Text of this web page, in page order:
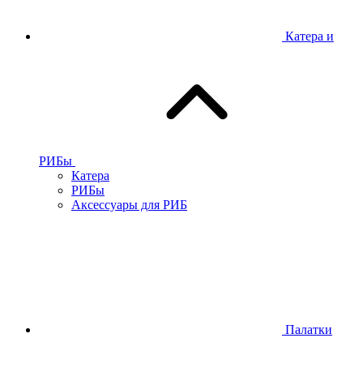
Катера и
РИБы
Катера
РИБы
Аксессуары для РИБ
Палатки